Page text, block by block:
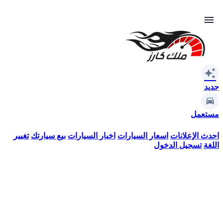
menu
auto_awesome
جديد
مستعمل
احدث الإعلانات اسعار السيارات اخبار السيارات بيع سيارتك تغيير
اللغة تسجيل الدخول